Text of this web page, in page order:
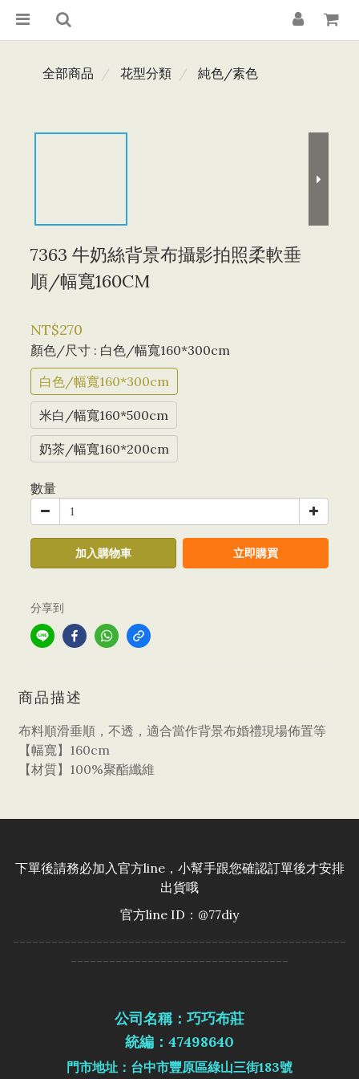
全部商品 花型分類 純色/素色
7363 牛奶絲背景布攝影拍照柔軟垂
順/幅寬160CM
NT$270
顏色/尺寸 : 白色/幅寬160*300cm
白色/幅寬160*300cm
米白/幅寬160*500cm
奶茶/幅寬160*200cm
數量
加入購物車 立即購買
分享到
商品描述
布料順滑垂順，不透，適合當作背景布婚禮現場佈置等
【幅寬】160cm
【材質】100%聚酯纖維
下單後請務必加入官方line，小幫手跟您確認訂單後才安排
出貨哦
官方line ID：@77diy
----------------------------------------------------
----------------------------------
公司名稱：巧巧布莊
統編：47498640
門市地址：台中市豐原區綠山三街183號